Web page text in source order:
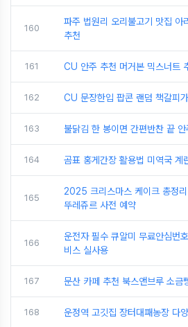
160
파주 법원리 오리불고기 맛집 아
추천
161 CU 안주 추천 머거본 믹스너트
162 CU 문장한입 팝콘 랜덤 책갈피
163 불닭김 한 봉이면 간편반찬 끝
164 곰표 홍게간장 활용법 미역국 계
165
2025 크리스마스 케이크 총정
뚜레쥬르 사전 예약
166
운전자 필수 큐알미 무료안심번
비스 실사용
167 문산 카페 추천 북스앤브루 소금
168 운정역 고깃집 장터대패농장 다